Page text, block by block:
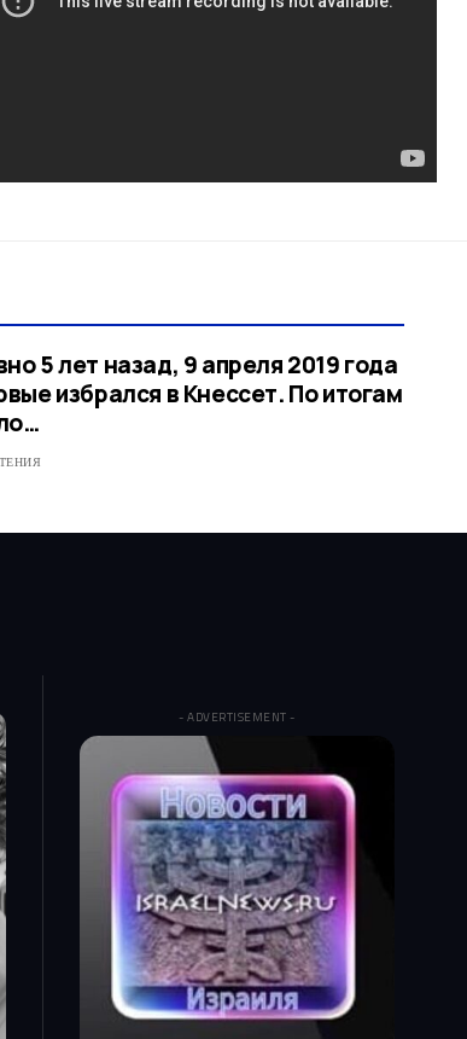
5 лет назад, 9 апреля 2019 года
избрался в Кнессет. По итогам
- ADVERTISEMENT -